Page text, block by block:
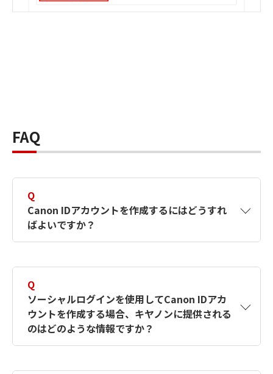
FAQ
Q
Canon IDアカウントを作成するにはどうすれ
ばよいですか？
す。詳しい作成方法は【カメラ】Canon IDとは
何ですか？Canon IDの作成方法は？をご確認く
ださい。
Q
ソーシャルログインを使用してCanon IDアカ
ウントを作成する場合、キヤノンに提供される
のはどのような情報ですか？